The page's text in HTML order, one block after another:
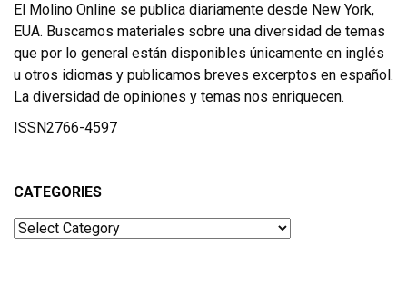
El Molino Online se publica diariamente desde New York,
EUA. Buscamos materiales sobre una diversidad de temas
que por lo general están disponibles únicamente en inglés
u otros idiomas y publicamos breves excerptos en español.
La diversidad de opiniones y temas nos enriquecen.
ISSN2766-4597
CATEGORIES
Categories